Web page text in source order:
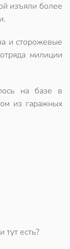
изъяли более
и сторожевые
милиции
на базе в
из гаражных
тут есть?